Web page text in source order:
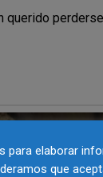
para elaborar
que